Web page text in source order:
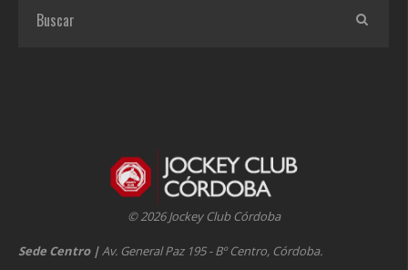
© 2026 Jockey Club Córdoba
Sede Centro |Av. General Paz 195 - Bº Centro, Córdoba.